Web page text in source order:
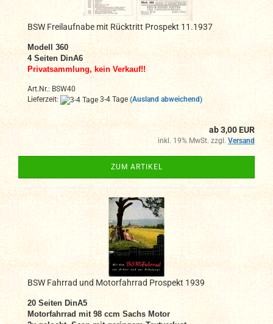
BSW Freilaufnabe mit Rücktritt Prospekt 11.1937
Modell 360
4 Seiten DinA6
Privatsammlung, kein Verkauf!!
Art.Nr.: BSW40
Lieferzeit:
3-4 Tage (Ausland abweichend)
ab 3,00 EUR
inkl. 19% MwSt. zzgl. Versand
ZUM ARTIKEL
BSW Fahrrad und Motorfahrrad Prospekt 1939
20 Seiten DinA5
Motorfahrrad mit 98 ccm Sachs Motor